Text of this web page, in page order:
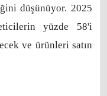
düşünüyor. 2025
yüzde 58'i
ve ürünleri satın